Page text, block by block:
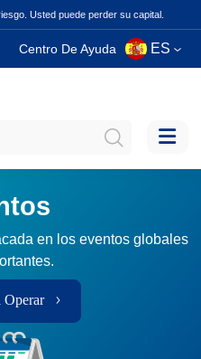
Usted puede perder su capital.
Centro De Ayuda ES
en los eventos globales
Operar